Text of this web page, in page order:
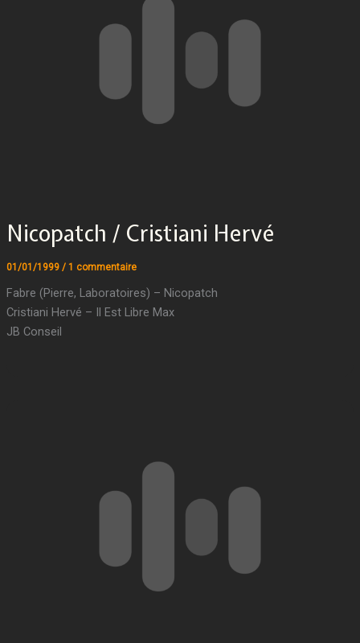
Nicopatch / Cristiani Hervé
01/01/1999 / 1 commentaire
Fabre (Pierre, Laboratoires) – Nicopatch
Cristiani Hervé – Il Est Libre Max
JB Conseil